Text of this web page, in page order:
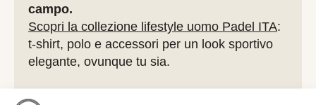
campo.
Scopri la collezione lifestyle uomo Padel ITA:
t-shirt, polo e accessori per un look sportivo
elegante, ovunque tu sia.